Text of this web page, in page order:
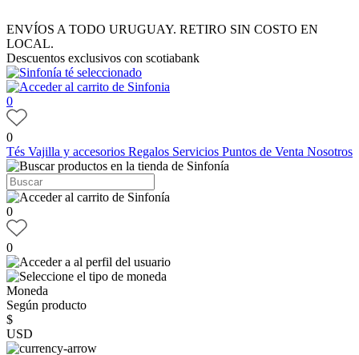
ENVÍOS A TODO URUGUAY. RETIRO SIN COSTO EN
LOCAL.
Descuentos exclusivos con scotiabank
0
0
Tés Vajilla y accesorios Regalos Servicios Puntos de Venta Nosotros
0
0
Moneda
Según producto
$
USD